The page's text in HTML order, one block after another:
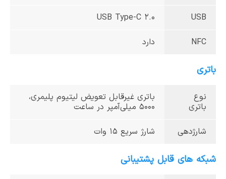
USB
USB Type-C 2.0
NFC دارد
باتری
نوع
باتری
باتری غیرقابل تعویض لیتیوم پلیمری،
5000 میلی‌آمپر در ساعت
شارژدهی شارژ سریع 15 وات
شبکه های قابل پشتیبانی